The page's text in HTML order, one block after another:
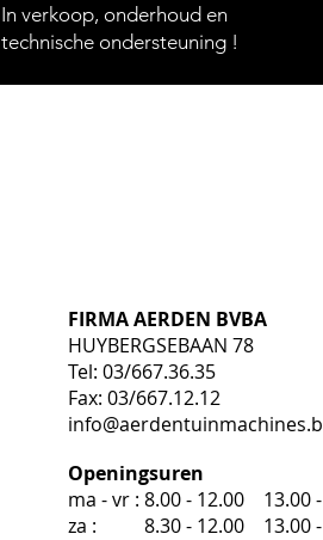
In verkoop, onderhoud en
technische ondersteuning !
FIRMA AERDEN BVBA
HUYBERGSEBAAN 78
Tel: 03/667.36.35
Fax: 03/667.12.12
Openingsuren
ma - vr : 8.00 - 12.00 13.00
za : 8.30 - 12.00 13.00 -